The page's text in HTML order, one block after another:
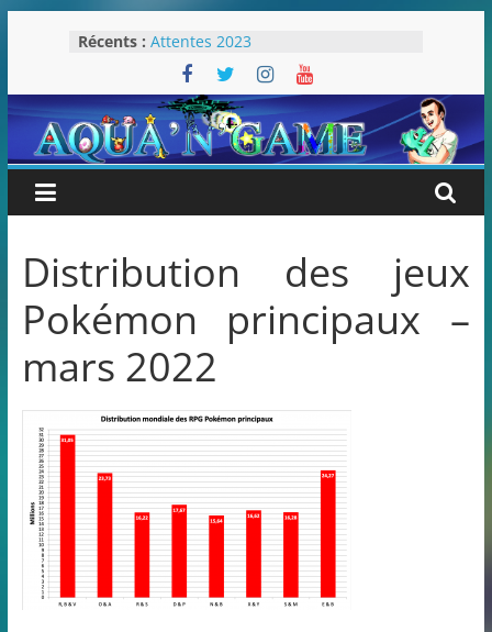
Récents : Attentes 2023
Rétrospective 2022
« Splatoon 3 est-il nécessaire ? »
« Dans les coulisses des JV Harry
Potter »
Pokémon Écarlate : ceci est une
révolution (ou pas) !
Distribution des jeux
Pokémon principaux –
mars 2022